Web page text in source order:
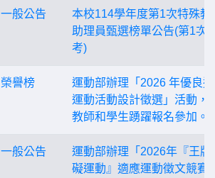
一般公告
本校114學年度第1次特殊教
助理員甄選榜單公告(第1次
考)
榮譽榜
運動部辦理「2026 年優良
運動活動設計徵選」活動，
教師和學生踴躍報名參加。
一般公告
運動部辦理「2026年『王牌
礙運動』適應運動徵文競賽